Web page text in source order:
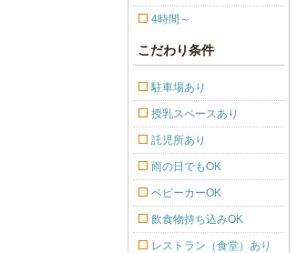
4時間～
こだわり条件
駐車場あり
授乳スペースあり
託児所あり
雨の日でもOK
ベビーカーOK
飲食物持ち込みOK
レストラン（食堂）あり